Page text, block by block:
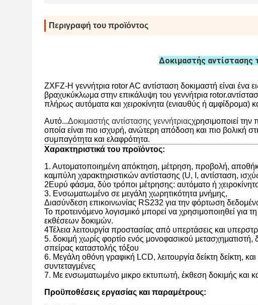
Περιγραφή του προϊόντος
Δοκιμαστής αντίστασης
ZXFZ-H γεννήτρια rotor AC αντίσταση δοκιμαστή είναι ένα
βραχυκύκλωμα στην επικάλυψη του γεννήτρια
πλήρως αυτόματα και χειροκίνητα (ενιαυθύς ή αμφίδρομα)
Αυτό...Δοκιμαστής αντίστασης γεννήτριαςχρησιμοποιεί την
οποία είναι πιο ισχυρή, ανώτερη απόδοση και πιο βολική
συμπαγότητα και ελαφρότητα.
Χαρακτηριστικά του προϊόντος:
1. Αυτοματοποιημένη απόκτηση, μέτρηση, προβολή,
καμπύλη χαρακτηριστικών αντίστασης (U, I, αντίσταση,
2Ευρύ φάσμα, δύο τρόποι μέτρησης: αυτόματο ή
3. Ενσωματωμένο σε μεγάλη χωρητικότητα μνήμης,
Διασύνδεση επικοινωνίας RS232 για την φόρτωση
Το προτεινόμενο λογισμικό μπορεί να χρησιμοποιηθεί για
εκθέσεων δοκιμών.
4Τέλεια λειτουργία προστασίας από υπερτάσεις και
5. δοκιμή χωρίς φορτίο ενός μονοφασικού
σπείρας καταστολής τόξου
6. Μεγάλη οθόνη γραφική LCD, λειτουργία δείκτη δείκτη,
συντεταγμένες
7. Με ενσωματωμένο μικρο εκτυπωτή, έκθεση δοκιμής και
Προϋποθέσεις εργασίας και παραμέτρους: